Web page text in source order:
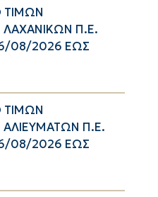
ΤΙΜΩΝ
Π.Ε.
08/2026 ΕΩΣ
ΤΙΜΩΝ
Π.Ε.
08/2026 ΕΩΣ